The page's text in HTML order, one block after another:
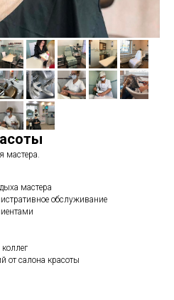
мастера.
мастера
обслуживание
от салона красоты